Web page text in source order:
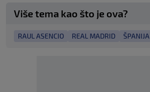
Više tema kao što je ova?
RAUL ASENCIO REAL MADRID ŠPANIJA